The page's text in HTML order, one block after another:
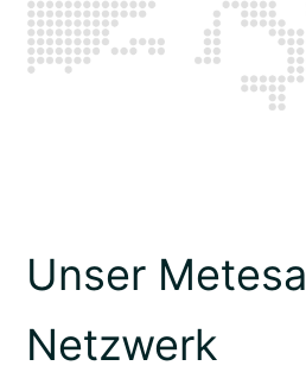
Unser Metesa
Netzwerk